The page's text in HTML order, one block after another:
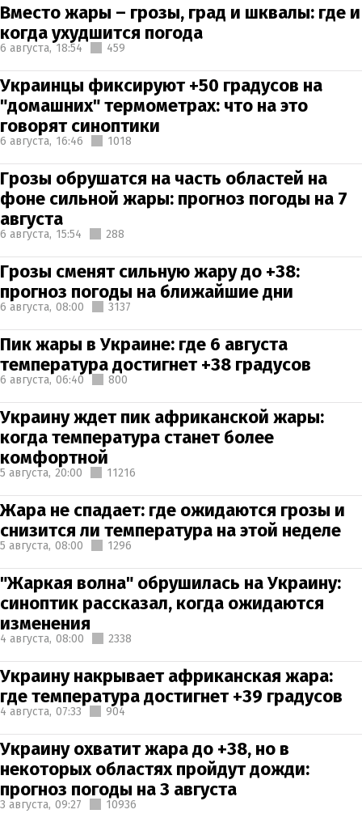
Вместо жары – грозы, град и шквалы: где и
когда ухудшится погода
6 августа, 18:54 459
Украинцы фиксируют +50 градусов на
"домашних" термометрах: что на это
говорят синоптики
6 августа, 16:46 1018
Грозы обрушатся на часть областей на
фоне сильной жары: прогноз погоды на 7
августа
6 августа, 15:54 288
Грозы сменят сильную жару до +38:
прогноз погоды на ближайшие дни
6 августа, 08:00 3137
Пик жары в Украине: где 6 августа
температура достигнет +38 градусов
6 августа, 06:40 800
Украину ждет пик африканской жары:
когда температура станет более
комфортной
5 августа, 20:00 11216
Жара не спадает: где ожидаются грозы и
снизится ли температура на этой неделе
5 августа, 08:00 1296
"Жаркая волна" обрушилась на Украину:
синоптик рассказал, когда ожидаются
изменения
4 августа, 08:00 2338
Украину накрывает африканская жара:
где температура достигнет +39 градусов
4 августа, 07:33 904
Украину охватит жара до +38, но в
некоторых областях пройдут дожди:
прогноз погоды на 3 августа
3 августа, 09:27 10936